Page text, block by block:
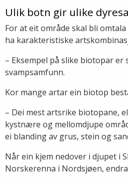
Ulik botn gir ulike
For at eit område skal bli
ha karakteristiske
– Eksempel på slike biotopar
svampsamfunn.
Kor mange artar ein biotop
– Dei mest artsrike biotopane,
kystnære og mellomdjupe
ei blanding av grus, stein og
Når ein kjem nedover i djupet i
Norskerenna i Nordsjøen,